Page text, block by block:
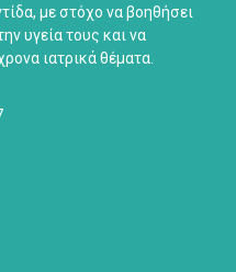
με στόχο να βοηθήσει
υγεία τους και να
ιατρικά θέματα.